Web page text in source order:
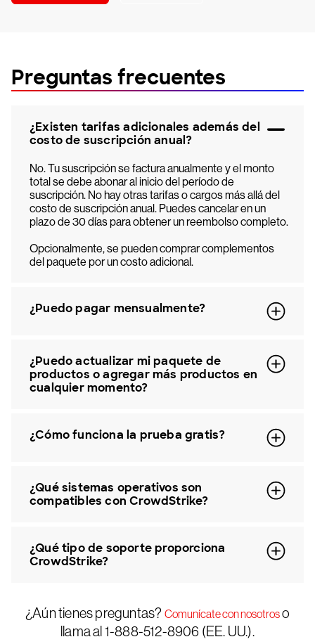
Preguntas frecuentes
¿Existen tarifas adicionales además del
costo de suscripción anual?
No. Tu suscripción se factura anualmente y el monto
total se debe abonar al inicio del período de
suscripción. No hay otras tarifas o cargos más allá del
costo de suscripción anual. Puedes cancelar en un
plazo de 30 días para obtener un reembolso completo.
Opcionalmente, se pueden comprar complementos
del paquete por un costo adicional.
¿Puedo pagar mensualmente?
¿Puedo actualizar mi paquete de
productos o agregar más productos en
cualquier momento?
¿Cómo funciona la prueba gratis?
¿Qué sistemas operativos son
compatibles con CrowdStrike?
¿Qué tipo de soporte proporciona
CrowdStrike?
¿Aún tienes preguntas? Comunícate con nosotroso
llama al 1-888-512-8906 (EE. UU.).